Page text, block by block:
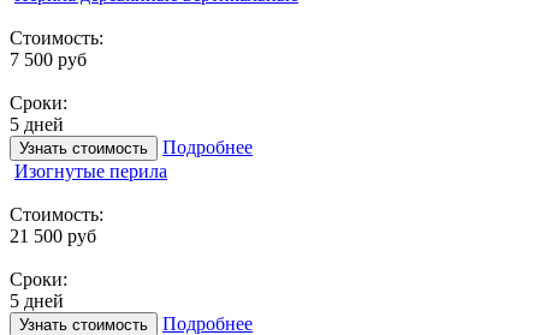
Стоимость:
7 500 руб
Сроки:
5 дней
Узнать стоимость
Подробнее
Изогнутые перила
Стоимость:
21 500 руб
Сроки:
5 дней
Узнать стоимость
Подробнее